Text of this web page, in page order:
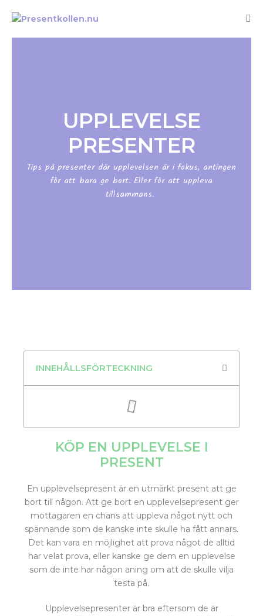
UPPLEVELSE
PRESENTER
Tips på presenter där upplevelsen är i fokus, antingen
för att bara ge bort. Eller för att uppleva
tillsammans.
INNEHÅLLSFÖRTECKNING
KÖP EN UPPLEVELSE I
PRESENT
En upplevelsepresent är en utmärkt present att ge
bort till någon. Att ge bort en upplevelsepresent ger
mottagaren en chans att uppleva något nytt och
spännande som de kanske inte skulle ha fått annars.
Det kan vara en möjlighet att prova något de alltid
har velat prova, eller kanske ge dem en upplevelse
som de inte har någon aning om att de skulle vilja
testa på.
Upplevelsepresenter är bra eftersom de är